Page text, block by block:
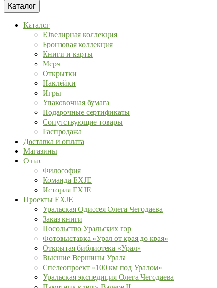
Каталог
Каталог
Ювелирная коллекция
Бронзовая коллекция
Книги и карты
Мерч
Открытки
Наклейки
Игры
Упаковочная бумага
Подарочные сертификаты
Сопутствующие товары
Распродажа
Доставка и оплата
Магазины
О нас
Философия
Команда EXJE
История EXJE
Проекты EXJE
Уральская Одиссея Олега Чегодаева
Заказ книги
Посольство Уральских гор
Фотовыставка «Урал от края до края»
Открытая библиотека «Урал»
Высшие Вершины Урала
Спелеопроект «100 км под Уралом»
Уральская экспедиция Олега Чегодаева